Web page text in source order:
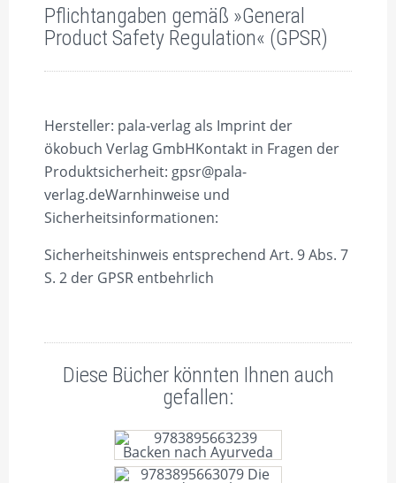
Pflichtangaben gemäß »General
Product Safety Regulation« (GPSR)
Hersteller: pala-verlag als Imprint der
ökobuch Verlag GmbHKontakt in Fragen der
Produktsicherheit: gpsr@pala-
verlag.deWarnhinweise und
Sicherheitsinformationen:
Sicherheitshinweis entsprechend Art. 9 Abs. 7
S. 2 der GPSR entbehrlich
Diese Bücher könnten Ihnen auch
gefallen: